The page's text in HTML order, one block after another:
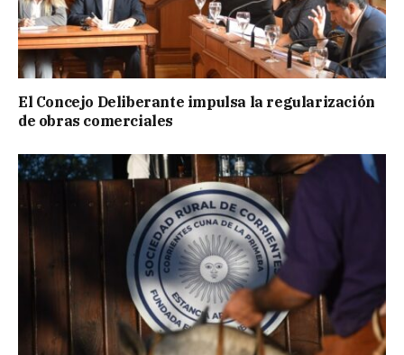
El Concejo Deliberante impulsa la regularización
de obras comerciales